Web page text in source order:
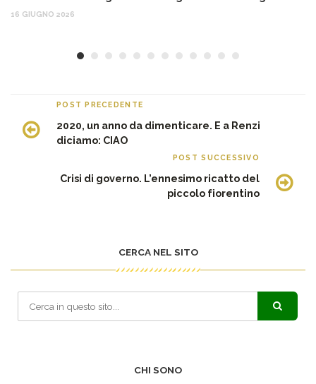
16 GIUGNO 2026
POST PRECEDENTE
2020, un anno da dimenticare. E a Renzi
diciamo: CIAO
POST SUCCESSIVO
Crisi di governo. L’ennesimo ricatto del
piccolo fiorentino
CERCA NEL SITO
CHI SONO